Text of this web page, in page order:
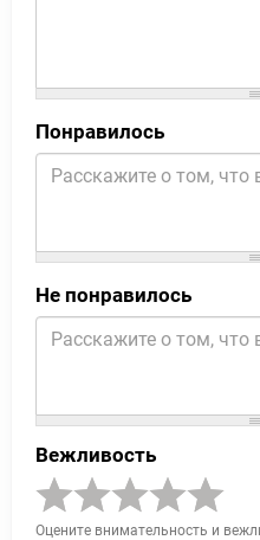
Понравилось
Не понравилось
Вежливость
Оцените внимательность и